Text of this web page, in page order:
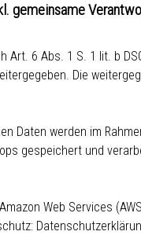
gemeinsame
6 Abs. 1 S. 1 lit. b
Die
Daten werden im
gespeichert und
Web Services